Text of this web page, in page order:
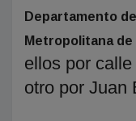
Departamento
Metropolitana de
ellos por
otro por Juan